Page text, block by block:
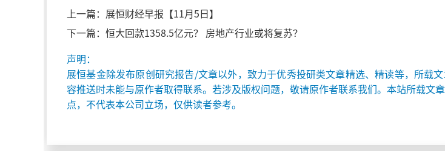
上一篇： 展恒财经早报【11月5日】
下一篇： 恒大回款1358.5亿元？ 房地产行业或将复苏？
声明：
展恒基金除发布原创研究报告/文章以外，致力于优秀投研类文章精选、精读等，所载
容推送时未能与原作者取得联系。若涉及版权问题，敬请原作者联系我们。本站所载文
点，不代表本公司立场，仅供读者参考。